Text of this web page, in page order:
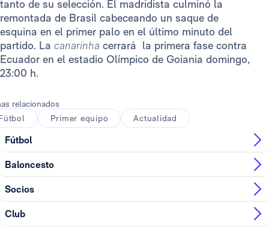
tanto de su selección. El madridista culminó la
remontada de Brasil cabeceando un saque de
esquina en el primer palo en el último minuto del
partido. La canarinha cerrará la primera fase contra
Ecuador en el estadio Olímpico de Goiania domingo,
23:00 h.
relacionados
Primer equipo Actualidad
Fútbol
Baloncesto
Socios
Club